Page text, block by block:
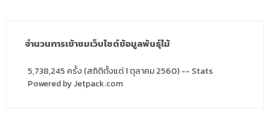
จำนวนการเข้าชมเว็บไซต์ข้อมูลพันธุ์ไม้
5,738,245 ครั้ง (สถิติตั้งแต่ 1 ตุลาคม 2560) -- Stats
Powered by Jetpack.com